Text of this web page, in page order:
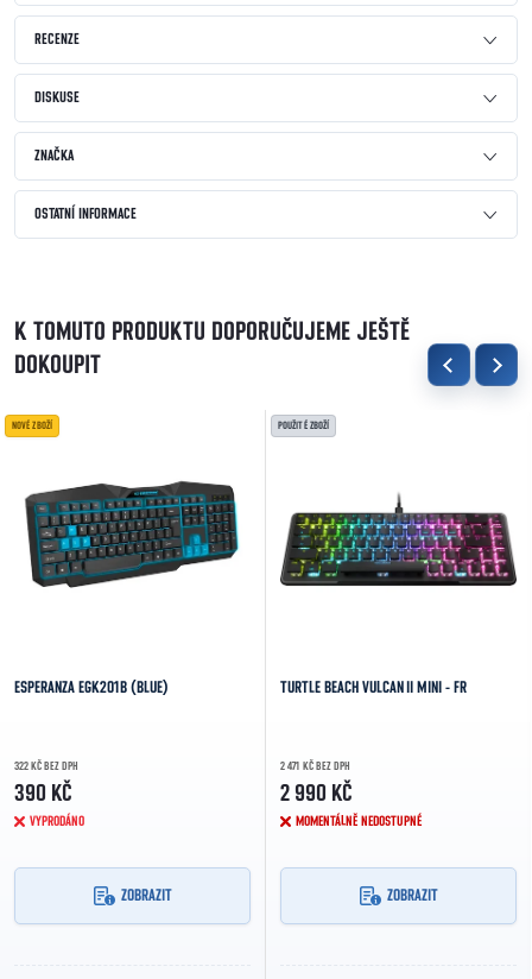
RECENZE
DISKUSE
ZNAČKA
OSTATNÍ INFORMACE
K TOMUTO PRODUKTU DOPORUČUJEME JEŠTĚ
DOKOUPIT
NOVÉ ZBOŽÍ
ESPERANZA EGK201B (BLUE)
322 KČ BEZ DPH
390 KČ
VYPRODÁNO
ZOBRAZIT
POUŽITÉ ZBOŽÍ
TURTLE BEACH VULCAN II MINI - FR
2 471 KČ BEZ DPH
2 990 KČ
MOMENTÁLNĚ NEDOSTUPNÉ
ZOBRAZIT